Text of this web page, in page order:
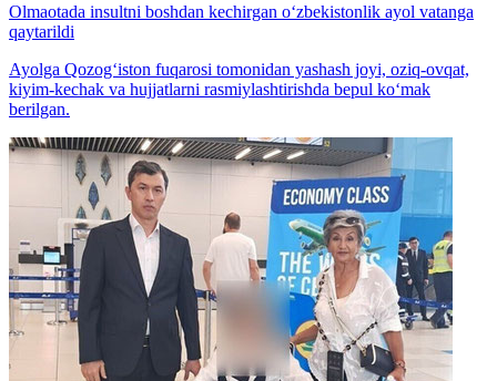
Olmaotada insultni boshdan kechirgan o‘zbekistonlik ayol vatanga
qaytarildi
Ayolga Qozog‘iston fuqarosi tomonidan yashash joyi, oziq-ovqat,
kiyim-kechak va hujjatlarni rasmiylashtirishda bepul ko‘mak
berilgan.